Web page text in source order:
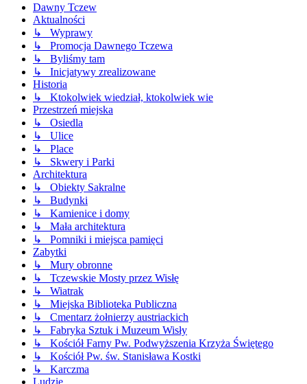
Dawny Tczew
Aktualności
↳ Wyprawy
↳ Promocja Dawnego Tczewa
↳ Byliśmy tam
↳ Inicjatywy zrealizowane
Historia
↳ Ktokolwiek wiedział, ktokolwiek wie
Przestrzeń miejska
↳ Osiedla
↳ Ulice
↳ Place
↳ Skwery i Parki
Architektura
↳ Obiekty Sakralne
↳ Budynki
↳ Kamienice i domy
↳ Mała architektura
↳ Pomniki i miejsca pamięci
Zabytki
↳ Mury obronne
↳ Tczewskie Mosty przez Wisłę
↳ Wiatrak
↳ Miejska Biblioteka Publiczna
↳ Cmentarz żołnierzy austriackich
↳ Fabryka Sztuk i Muzeum Wisły
↳ Kościół Farny Pw. Podwyższenia Krzyża Świętego
↳ Kościół Pw. św. Stanisława Kostki
↳ Karczma
Ludzie